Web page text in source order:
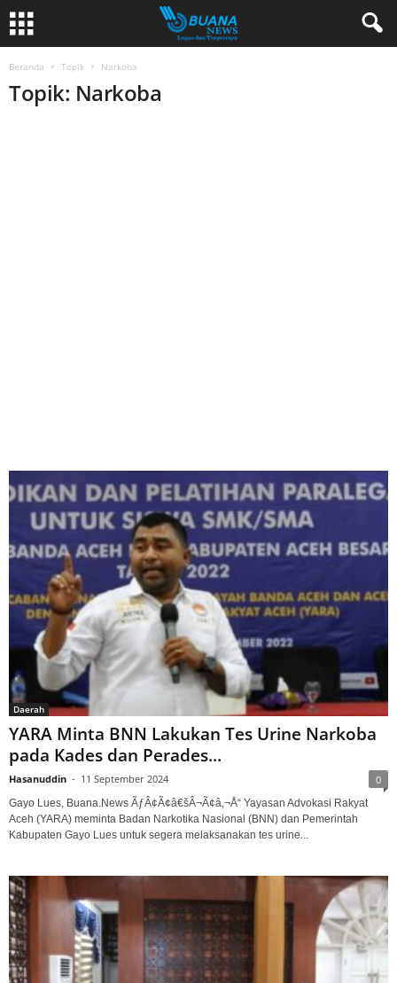
Beranda Topik Narkoba
Topik: Narkoba
Daerah
YARA Minta BNN Lakukan Tes Urine Narkoba
pada Kades dan Perades...
Hasanuddin - 11 September 2024 0
Gayo Lues, Buana.News ÃƒÂ¢Ã¢â€šÂ¬Ã¢â‚¬Å“ Yayasan Advokasi Rakyat
Aceh (YARA) meminta Badan Narkotika Nasional (BNN) dan Pemerintah
Kabupaten Gayo Lues untuk segera melaksanakan tes urine...